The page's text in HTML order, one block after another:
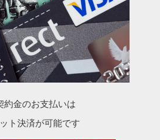
約金のお支払いは
ト決済が可能です